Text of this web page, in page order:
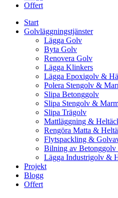
Offert
Start
Golvläggningstjänster
Lägga Golv
Byta Golv
Renovera Golv
Lägga Klinkers
Lägga Epoxigolv &
Polera Stengolv &
Slipa Betonggolv
Slipa Stengolv &
Slipa Trägolv
Mattläggning &
Rengöra Matta &
Flytspackling &
Bilning av
Lägga Industrigolv &
Projekt
Blogg
Offert